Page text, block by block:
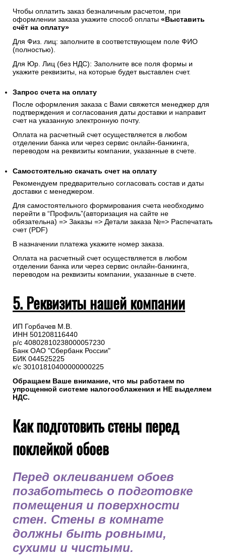
Чтобы оплатить заказ безналичным расчетом, при
оформлении заказа укажите способ оплаты «Выставить
счёт на оплату»
Для Физ. лиц: заполните в соответствующем поле ФИО
(полностью).
Для Юр. Лиц (без НДС): Заполните все поля формы и
укажите реквизиты, на которые будет выставлен счет.
Запрос счета на оплату
После оформления заказа с Вами свяжется менеджер для
подтверждения и согласования даты доставки и направит
счет на указанную электронную почту.
Оплата на расчетный счет осуществляется в любом
отделении банка или через сервис онлайн-банкинга,
переводом на реквизиты компании, указанные в счете.
Самостоятельно скачать счет на оплату
Рекомендуем предварительно согласовать состав и даты
доставки с менеджером.
Для самостоятельного формирования счета необходимо
перейти в “Профиль”(авторизация на сайте не
обязательна) => Заказы => Детали заказа №=> Распечатать
счет (PDF)
В назначении платежа укажите номер заказа.
Оплата на расчетный счет осуществляется в любом
отделении банка или через сервис онлайн-банкинга,
переводом на реквизиты компании, указанные в счете.
5. Реквизиты нашей компании
ИП Горбачев М.В.
ИНН 501208116440
р/с 40802810238000057230
Банк ОАО "Сбербанк России"
БИК 044525225
к/с 30101810400000000225
Обращаем Ваше внимание, что мы работаем по
упрощенной системе налогооблажения и НЕ выделяем
НДС.
Как подготовить стены перед
поклейкой обоев
Перед оклеиванием обоев
позаботьтесь о подготовке
помещения и поверхности
стен. Стены в комнате
должны быть ровными,
сухими и чистыми.